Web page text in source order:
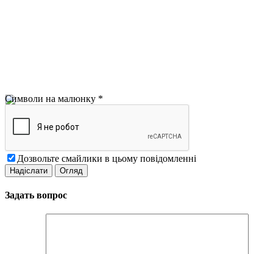
Символи на малюнку *
Дозвольте смайлики в цьому повідомленні
Задать вопрос